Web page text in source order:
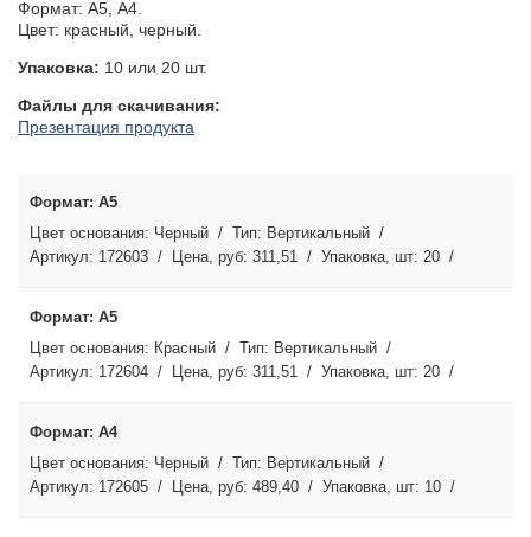
Формат: А5, А4.
Цвет: красный, черный.
Упаковка: 10 или 20 шт.
Файлы для скачивания:
Презентация продукта
А5
Черный
Вертикальный
172603
311,51 20
А5
Красный
Вертикальный
172604
311,51 20
А4
Черный
Вертикальный
172605
489,40 10